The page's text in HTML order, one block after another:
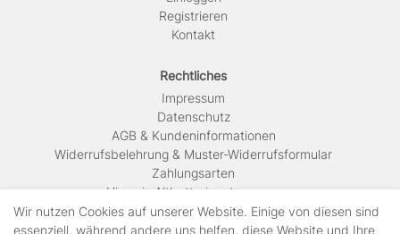
Registrieren
Kontakt
Rechtliches
Impressum
Daten­schutz
AGB & Kundeninformationen
Widerrufsbelehrung & Muster-Widerrufsformular
Zahlungsarten
Hinweis Altbatterieentsorgung
Versandkosten & Lieferinformationen
Wir nutzen Cookies auf unserer Website. Einige von diesen sind
essenziell, während andere uns helfen, diese Website und Ihre